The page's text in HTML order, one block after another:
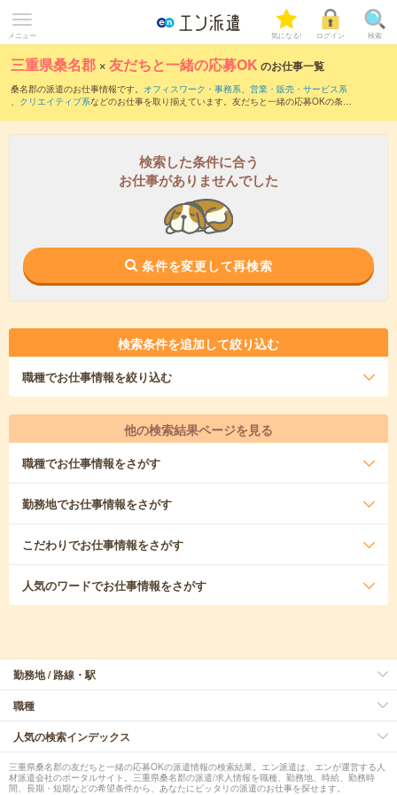
メニュー 気になる! ログイン 検索
三重県桑名郡 ×友だちと一緒の応募OK のお仕事一覧
桑名郡の派遣のお仕事情報です。 オフィスワーク・事務系、 営業・販売・サービス系
、 クリエイティブ系などのお仕事を取り揃えています。友だちと一緒の応募OKの条件
検索した条件に合う
お仕事がありませんでした
条件を変更して再検索
検索条件を追加して絞り込む
職種でお仕事情報を絞り込む
他の検索結果ページを見る
職種でお仕事情報をさがす
勤務地でお仕事情報をさがす
こだわりでお仕事情報をさがす
人気のワードでお仕事情報をさがす
勤務地 / 路線・駅
職種
人気の検索インデックス
三重県桑名郡の友だちと一緒の応募OKの派遣情報の検索結果。エン派遣は、エンが運営する人
材派遣会社のポータルサイト。三重県桑名郡の派遣/求人情報を職種、勤務地、時給、勤務時
間、長期・短期などの希望条件から、あなたにピッタリの派遣のお仕事を探せます。